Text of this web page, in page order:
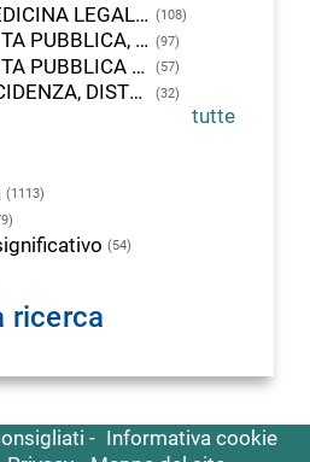
D 614.1 MEDICINA LEGALE (GIURISPRUDENZA MEDICA) (108)
D 614 SANITA PUBBLICA, MEDICINA PREVENTIVA (97)
D 614 SANITA PUBBLICA E ARGOMENTI CONNESSI (57)
D 614.4 INCIDENZA, DISTRIBUZIONE, CONTROLLO DELLE MALATTIE (32)
tutte
(1113)
(54)
ricerca
Informativa cookie